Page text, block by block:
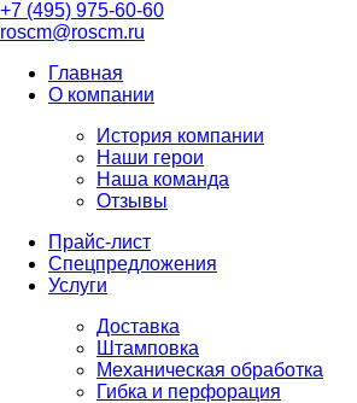
+7 (495) 975-60-60
roscm@roscm.ru
Главная
О компании
История компании
Наши герои
Наша команда
Отзывы
Прайс-лист
Спецпредложения
Услуги
Доставка
Штамповка
Механическая обработка
Гибка и перфорация